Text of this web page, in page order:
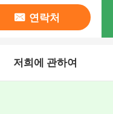
연락처
저희에 관하여